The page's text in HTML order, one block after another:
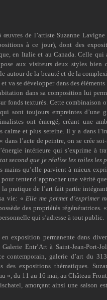
œuvres de l’artiste Suzanne
à ce jour), dont des
en Italie et au Canada. Celle
aux visiteurs deux styles bien
autour de la beauté et de la
va se développer dans des
dans sa composition lui
fonds texturés. Cette combinaison
sont toujours empreintes d’une
ont émergé, créant une
calme et plus sereine. Il y a dans
l’acte de peintre, on se crée
intérieure qui s’exprime à
second que je réalise les toiles les
mains qu’elle parvient à mieux
tenter d’approcher une vérité
pratique de l’art fait partie
sa vie: «Elle me permet d’exprimer
des propriétés régénératrices.
qui s’adresse à tout public.
exposition permanente dans
Entr’Art à Saint-Jean-Port-
contemporain, galerie d’art du
des expositions thématiques.
», du 11 au 16 mai, au Château
amorçant ainsi une saison